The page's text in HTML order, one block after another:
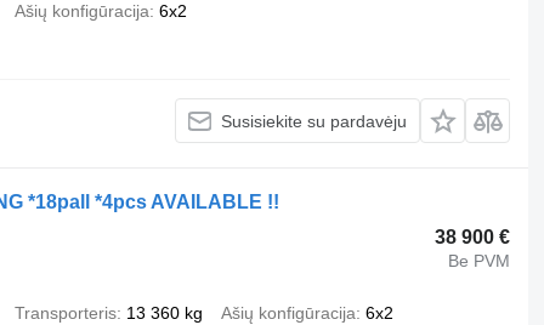
Ašių konfigūracija 6x2
Susisiekite su pardavėju
*18pall *4pcs AVAILABLE !!
38 900 €
Be PVM
Transporteris 13 360 kg Ašių konfigūracija 6x2